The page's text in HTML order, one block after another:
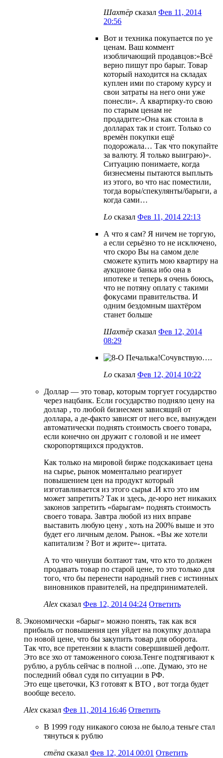
Шахтёр сказал Фев 11, 2014
20:56
Вот и техника покупается по уе
ценам. Ваш коммент
изобличающий продавцов:»Всё
верно пишут про барыг. Товар
который находится на складах
куплен ими по старому курсу и
свои затраты на него они уже
понесли». А квартирку-то свою
по старым ценам не
продадите:»Она как стоила в
долларах так и стоит. Только со
времён покупки ещё
подорожала… Так что покупайте
за валюту. Я только выиграю)».
Ситуацию понимаете, когда
бизнесмены пытаются выплыть
из этого, во что нас поместили,
тогда воры/спекулянты/барыги, а
когда сами…
Lo сказал Фев 11, 2014 22:13
А что я сам? Я ничем не торгую,
а если серьёзно то не исключено,
что скоро Вы на самом деле
сможете купить мою квартиру на
аукционе банка ибо она в
ипотеке и теперь я очень боюсь,
что не потяну оплату с такими
фокусами правительства. И
одним бездомным шахтёром
станет больше
Шахтёр сказал Фев 12, 2014
08:29
Печалька!Сочувствую….
Lo сказал Фев 12, 2014 10:22
Доллар — это товар, которым торгует государство
через нацбанк. Если государство подняло цену на
доллар , то любой бизнесмен зависящий от
доллара, а де-факто зависят от него все, вынужден
автоматически поднять стоимость своего товара,
если конечно он дружит с головой и не имеет
скоропортящихся продуктов.
Как только на мировой бирже подскакивает цена
на сырье, рынок моментально реагирует
повышением цен на продукт который
изготавливается из этого сырья .И кто это им
может запретить? Так и здесь, де-юро нет никаких
законов запретить «барыгам» поднять стоимость
своего товара. Завтра любой из них вправе
выставить любую цену , хоть на 200% выше и это
будет его личным делом. Рынок. «Вы же хотели
капитализм ? Вот и жрите»- цитата.
А то что чинуши болтают там, что кто то должен
продавать товар по старой цене, то это только для
того, что бы перенести народный гнев с истинных
виновников правителей, на предпринимателей.
Alex сказал Фев 12, 2014 04:24 Ответить
Экономически «барыг» можно понять, так как вся
прибыль от повышения цен уйдет на покупку доллара
по новой цене, что бы закупить товар для оборота.
Так что, все претензии к власти совершившей дефолт.
Это все эхо от таможенного союза.Тенге подтягивают к
рублю, а рубль сейчас в полной …опе. Думаю, это не
последний обвал судя по ситуации в РФ.
Это еще цветочки, КЗ готовят к ВТО , вот тогда будет
вообще весело.
Alex сказал Фев 11, 2014 16:46 Ответить
В 1999 году никакого союза не было,а теньге стал
тянуться к рублю
стёпа сказал Фев 12, 2014 00:01 Ответить